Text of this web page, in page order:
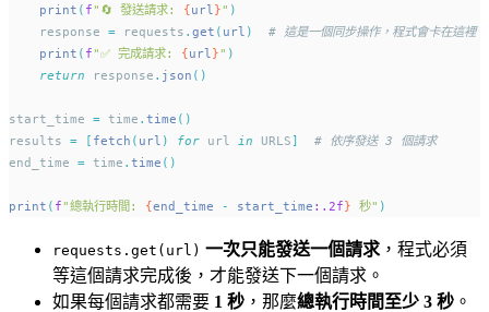
print ( f"🔄 發送請求: {url }" )
    response
= requests . get ( url )
# 這是一個同步操作，程式會卡在這裡
print ( f"✅ 完成請求: {url }" )
return response . json ()
start_time = time . time ()
results = [ fetch ( url ) for url in URLS]
# 依序發送 3 個請求
end_time = time . time ()
print ( f"總執行時間: {end_time - start_time :.2f} 秒" )
requests.get(url) 一次只能發送一個請求 ，程式必須
等這個請求完成後，才能發送下一個請求。
如果每個請求都需要 1 秒 ，那麼總執行時間至少 3 秒 。